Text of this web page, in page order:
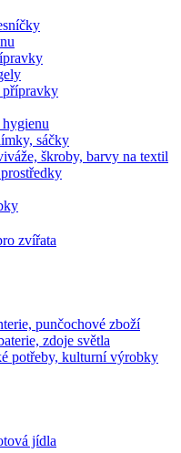
přípravky
sáčky
škroby, barvy na textil
zvířata
punčochové zboží
zdoje světla
potřeby, kulturní výrobky
jídla